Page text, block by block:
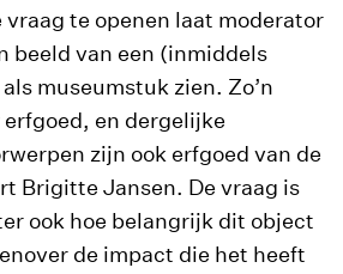
vraag te openen laat moderator
beeld van een (inmiddels
museumstuk zien. Zo’n
en dergelijke
zijn ook erfgoed van de
Brigitte Jansen. De vraag is
ook hoe belangrijk dit object
de impact die het heeft